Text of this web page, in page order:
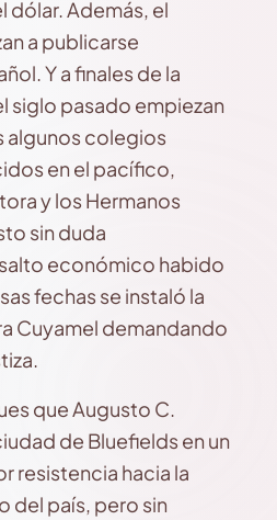
dólar. Además, el
a publicarse
Y a finales de la
siglo pasado empiezan
algunos colegios
en el pacífico,
y los Hermanos
sin duda
económico habido
fechas se instaló la
Cuyamel demandando
que Augusto C.
de Bluefields en un
resistencia hacia la
del país, pero sin